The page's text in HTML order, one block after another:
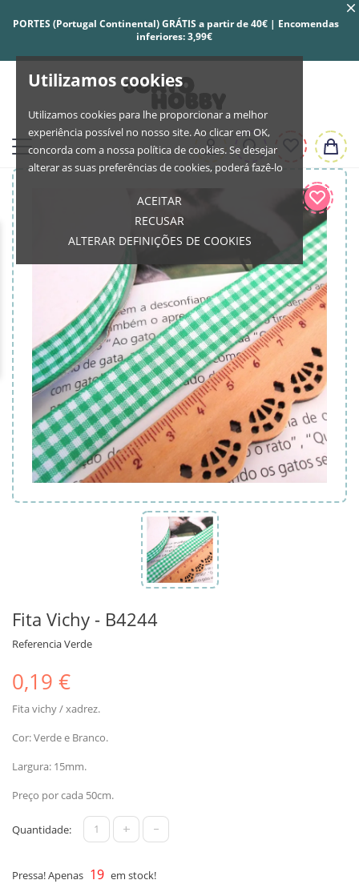
Utilizamos cookies
Utilizamos cookies para lhe proporcionar a melhor
experiência possível no nosso site. Ao clicar em OK,
concorda com a nossa política de cookies. Se desejar
alterar as suas preferências de cookies, poderá fazê-lo
ACEITAR
RECUSAR
ALTERAR DEFINIÇÕES DE COOKIES
PORTES (Portugal Continental) GRÁTIS a partir de 40€ | Encomendas
inferiores: 3,99€
Fita Vichy - B4244
ReferenciaVerde
0,19 €
Fita vichy / xadrez.
Cor: Verde e Branco.
Largura: 15mm.
Preço por cada 50cm.
Quantidade: + -
Pressa! Apenas 19 em stock!